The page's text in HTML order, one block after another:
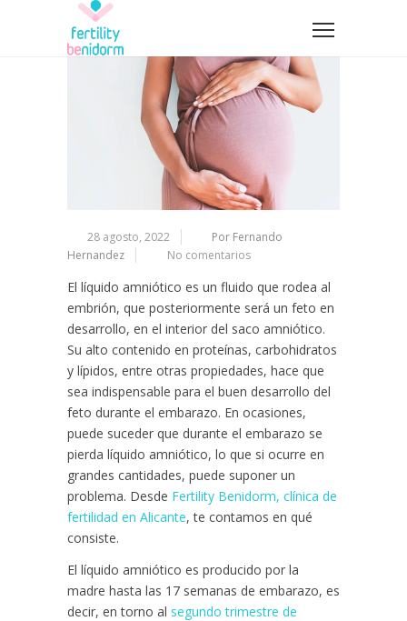
28 agosto, 2022
Por Fernando
Hernandez
No comentarios
El líquido amniótico es un fluido que rodea al
embrión, que posteriormente será un feto en
desarrollo, en el interior del saco amniótico.
Su alto contenido en proteínas, carbohidratos
y lípidos, entre otras propiedades, hace que
sea indispensable para el buen desarrollo del
feto durante el embarazo. En ocasiones,
puede suceder que durante el embarazo se
pierda líquido amniótico, lo que si ocurre en
grandes cantidades, puede suponer un
problema. Desde Fertility Benidorm, clínica de
fertilidad en Alicante, te contamos en qué
consiste.
El líquido amniótico es producido por la
madre hasta las 17 semanas de embarazo, es
decir, en torno al segundo trimestre de